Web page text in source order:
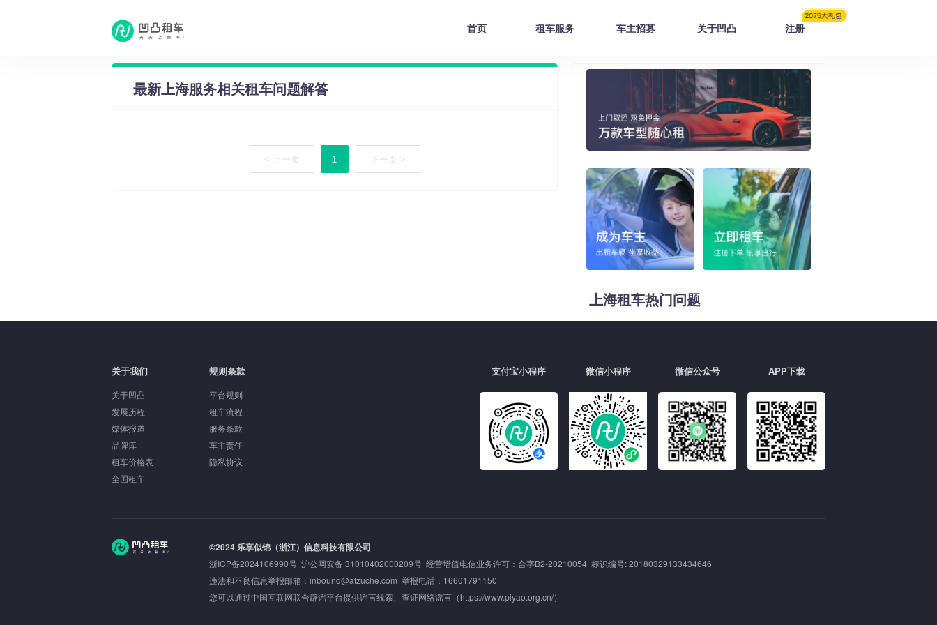
首页 租车服务 车主招募 关于凹凸 注册
租车问答 ·上海服务相关租车问题
最新上海服务相关租车问题解答
< 上一页 1 下一页 >
上海租车热门问题
关于我们
关于凹凸
发展历程
媒体报道
品牌库
租车价格表
全国租车
规则条款
平台规则
租车流程
服务条款
车主责任
隐私协议
支付宝小程序 微信小程序 微信公众号 APP下载
©2024 乐享似锦（浙江）信息科技有限公司
浙ICP备2024106990号 沪公网安备 31010402000209号 经营增值电信业务许可：合字B2-20210054 标识编号: 20180329133434646
违法和不良信息举报邮箱：inbound@atzuche.com 举报电话：16601791150
您可以通过中国互联网联合辟谣平台提供谣言线索、查证网络谣言（https://www.piyao.org.cn/）